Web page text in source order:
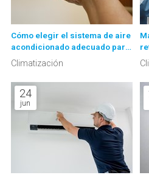
Cómo elegir el sistema de aire
acondicionado adecuado para
tu hogar
Climatización
24
jun